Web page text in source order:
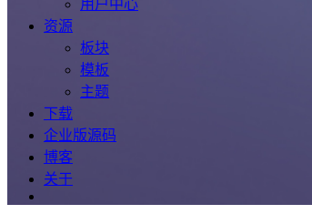
用户中心
资源
板块
模板
主题
下载
企业版源码
博客
关于